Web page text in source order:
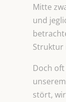
Mitte
und
Struktur
Doch oft
stört,